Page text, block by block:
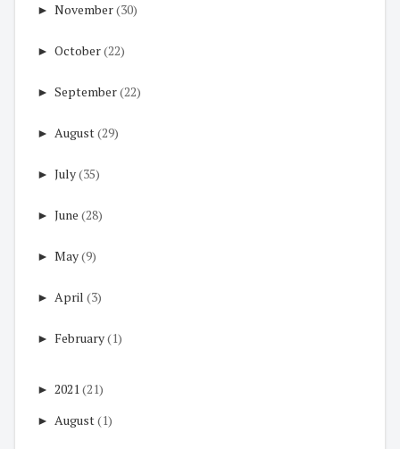
► November(30)
► October(22)
► September(22)
► August(29)
► July(35)
► June (28)
► May(9)
► April (3)
► February(1)
► 2021 (21)
► August(1)